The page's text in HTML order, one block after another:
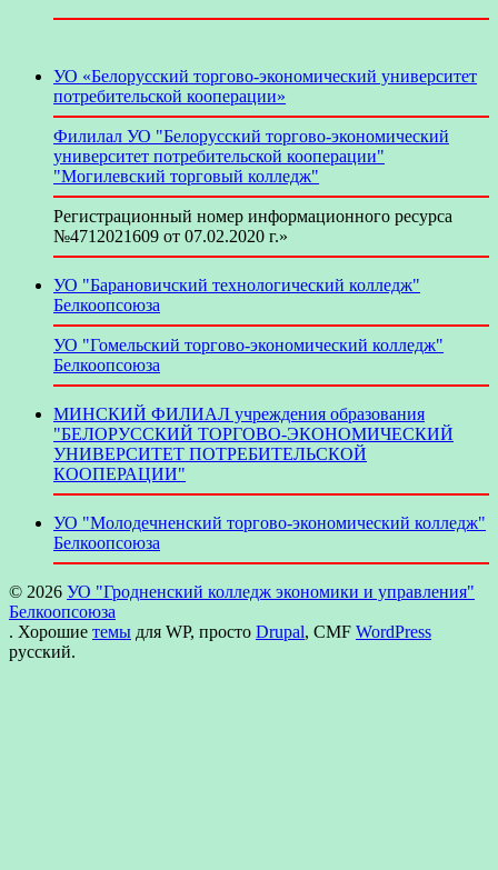
УО «Белорусский торгово-экономический университет
потребительской кооперации»
Филилал УО "Белорусский торгово-экономический
университет потребительской кооперации"
"Могилевский торговый колледж"
Регистрационный номер информационного ресурса
№4712021609 от 07.02.2020 г.»
УО "Барановичский технологический колледж"
Белкоопсоюза
УО "Гомельский торгово-экономический колледж"
Белкоопсоюза
МИНСКИЙ ФИЛИАЛ учреждения образования
"БЕЛОРУССКИЙ ТОРГОВО-ЭКОНОМИЧЕСКИЙ
УНИВЕРСИТЕТ ПОТРЕБИТЕЛЬСКОЙ
КООПЕРАЦИИ"
УО "Молодечненский торгово-экономический колледж"
Белкоопсоюза
© 2026 УО "Гродненский колледж экономики и управления"
Белкоопсоюза
. Хорошие темы для WP, просто Drupal, CMF WordPress
русский.